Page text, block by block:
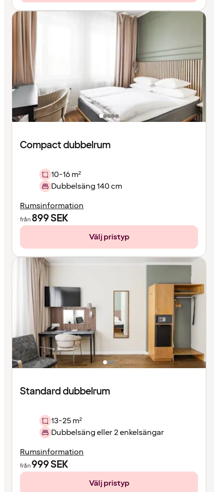
Compact dubbelrum
10-16 m²
Dubbelsäng 140 cm
Rumsinformation
från899SEK
Välj pristyp
Standard dubbelrum
13-25 m²
Dubbelsäng eller 2 enkelsängar
Rumsinformation
från999SEK
Välj pristyp